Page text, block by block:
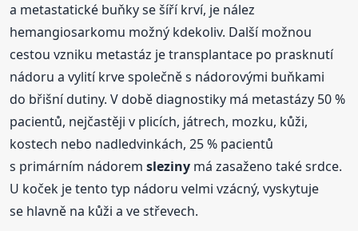
a metastatické buňky se šíří krví, je nález
hemangiosarkomu možný kdekoliv. Další možnou
cestou vzniku metastáz je transplantace po prasknutí
nádoru a vylití krve společně s nádorovými buňkami
do břišní dutiny. V době diagnostiky má metastázy 50 %
pacientů, nejčastěji v plicích, játrech, mozku, kůži,
kostech nebo nadledvinkách, 25 % pacientů
s primárním nádoremsleziny má zasaženo také srdce.
U koček je tento typ nádoru velmi vzácný, vyskytuje
se hlavně na kůži a ve střevech.